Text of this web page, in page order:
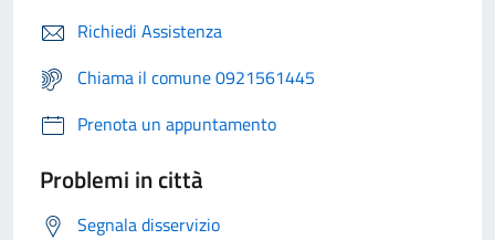
Richiedi Assistenza
Chiama il comune 0921561445
Prenota un appuntamento
Problemi in città
Segnala disservizio